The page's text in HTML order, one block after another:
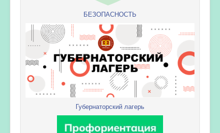
БЕЗОПАСНОСТЬ
Губернаторский лагерь